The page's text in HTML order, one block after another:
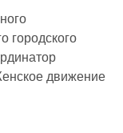
городского
движение